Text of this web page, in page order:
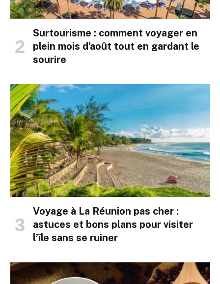
Surtourisme : comment voyager en
plein mois d’août tout en gardant le
sourire
Voyage à La Réunion pas cher :
astuces et bons plans pour visiter
l’île sans se ruiner